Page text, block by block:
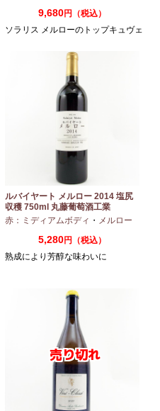
9,680円（税込）
ソラリス メルローのトップキュヴェ
・シャルドネ
ルバイヤート メルロー 2014 塩尻
収穫 750ml 丸藤葡萄酒工業
赤：ミディアムボディ ・ メルロー
5,280円（税込）
熟成により芳醇な味わいに